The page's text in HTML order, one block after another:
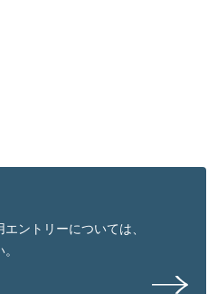
ントリーについては、